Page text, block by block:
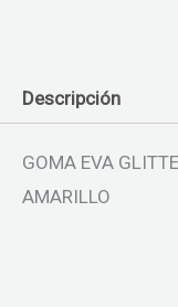
Descripción
GOMA EVA
AMARILLO